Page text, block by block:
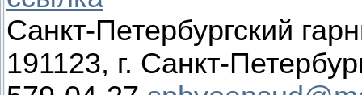
Санкт-Петербургский
191123, г. Санкт-